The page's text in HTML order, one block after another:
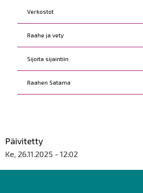
Verkostot
Raahe ja vety
Sijoita sijaintiin
Raahen Satama
Päivitetty
Ke, 26.11.2025 - 12:02